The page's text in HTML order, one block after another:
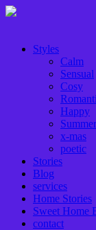
Styles
Calm
Sensual
Cosy
Happy
x-mas
poetic
Stories
Blog
services
Home Stories
Sweet Home
contact